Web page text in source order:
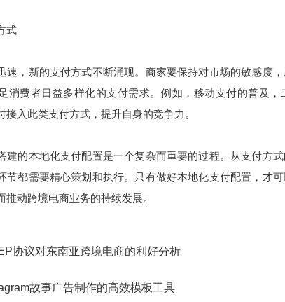
式
速，新的支付方式不断涌现。商家要保持对市场的敏感度
消费者日益多样化的支付需求。例如，移动支付的普及
接入此类支付方式，提升自身的竞争力。
建的本地化支付配置是一个复杂而重要的过程。从支付方
节都需要精心策划和执行。只有做好本地化支付配置，才
推动跨境电商业务的持续发展。
协议对东南亚跨境电商的利好分析
故事广告制作的高效模板工具